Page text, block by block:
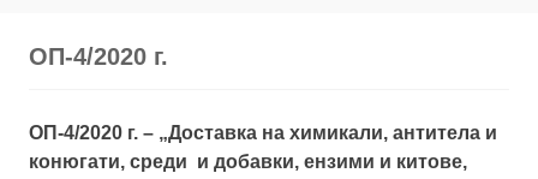
ОП-4/2020 г.
ОП-4/2020 г. – „Доставка на химикали, антитела и
конюгати, среди и добавки, ензими и китове,